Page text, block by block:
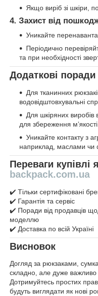
Якщо виріб зі шкіри,
4. Захист від
Уникайте
Періодично
та при необхідності
Додаткові поради
Для тканинних
водовідштовхувальні
Для шкіряних виробів
для збереження м’якості.
Уникайте контакту з
наприклад, маслами чи
Переваги купівлі
backpack.com.ua
✔️ Тільки сертифіковані
✔️ Гарантія та сервіс
✔️ Поради від продавців
моделлю
✔️ Доставка по всій Україні
Висновок
Догляд за рюкзаками,
складно, але дуже
Дотримуйтесь простих
будуть виглядати як нові